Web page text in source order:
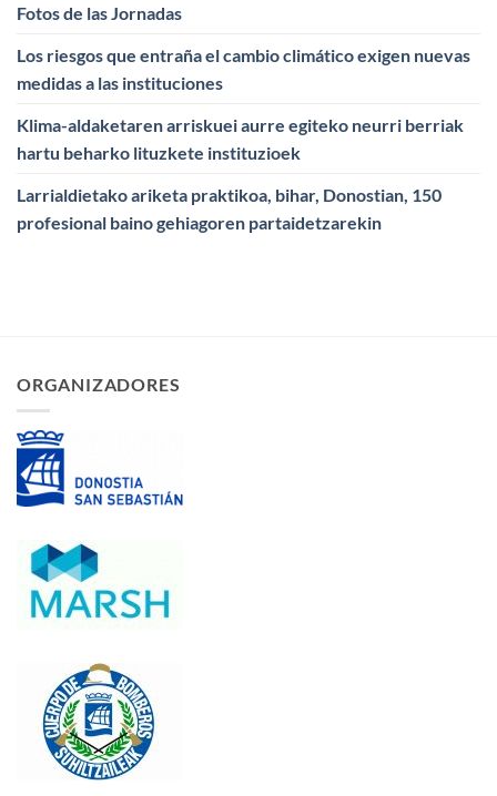
Fotos de las Jornadas
Los riesgos que entraña el cambio climático exigen nuevas
medidas a las instituciones
Klima-aldaketaren arriskuei aurre egiteko neurri berriak
hartu beharko lituzkete instituzioek
Larrialdietako ariketa praktikoa, bihar, Donostian, 150
profesional baino gehiagoren partaidetzarekin
ORGANIZADORES